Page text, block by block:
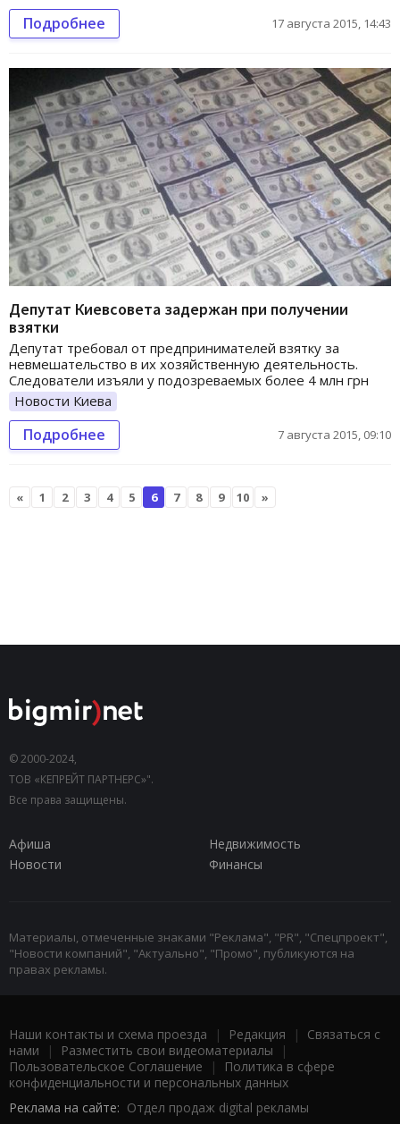
Подробнее 17 августа 2015, 14:43
Депутат Киевсовета задержан при получении
взятки
Депутат требовал от предпринимателей взятку за
невмешательство в их хозяйственную деятельность.
Следователи изъяли у подозреваемых более 4 млн грн
Новости Киева
Подробнее 7 августа 2015, 09:10
« 1 2 3 4 5 6 7 8 9 10 »
© 2000-2024,
ТОВ «КЕПРЕЙТ ПАРТНЕРС»".
Все права защищены.
Афиша
Недвижимость
Новости
Финансы
Материалы, отмеченные знаками "Реклама", "PR", "Спецпроект",
"Новости компаний", "Актуально", "Промо", публикуются на
правах рекламы.
Наши контакты и схема проезда | Редакция | Связаться с
нами | Разместить свои видеоматериалы |
Пользовательское Соглашение |
Политика в сфере
конфиденциальности и персональных данных
Реклама на сайте: Отдел продаж digital рекламы